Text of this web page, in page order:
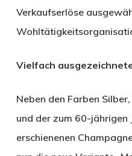
Verkaufserlöse
Vielfach
Neben den Farben
und der zum 60-jährigen
erschienenen